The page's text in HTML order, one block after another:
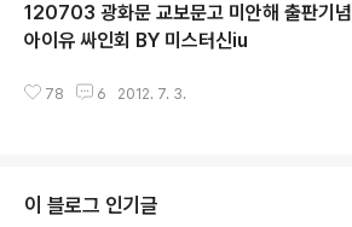
120703 광화문 교보문고 미안해 출판기념
아이유 싸인회 BY 미스터신iu
78 6 2012. 7. 3.
이 블로그 인기글